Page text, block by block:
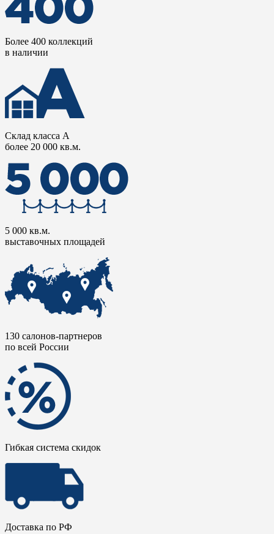
Более 400 коллекций
в наличии
Склад класса А
более 20 000 кв.м.
5 000 кв.м.
выставочных площадей
130 салонов-партнеров
по всей России
Гибкая система скидок
Доставка по РФ